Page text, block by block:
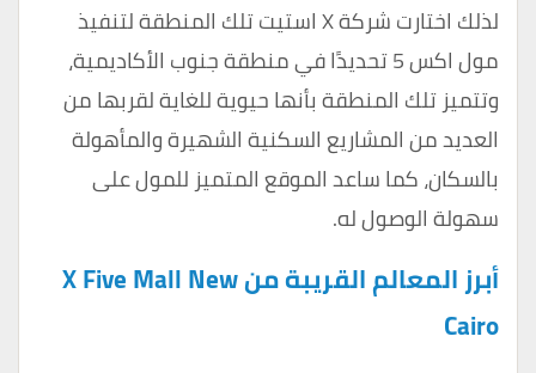
لذلك اختارت شركة X استيت تلك المنطقة لتنفيذ
مول اكس 5 تحديدًا في منطقة جنوب الأكاديمية،
وتتميز تلك المنطقة بأنها حيوية للغاية لقربها من
العديد من المشاريع السكنية الشهيرة والمأهولة
بالسكان، كما ساعد الموقع المتميز للمول على
سهولة الوصول له.
أبرز المعالم القريبة من X Five Mall New
Cairo